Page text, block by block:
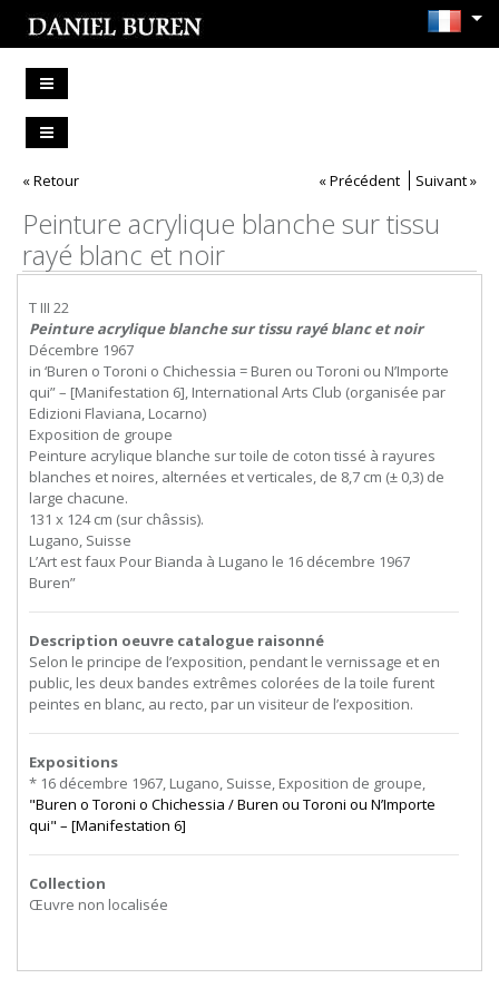
« Retour « Précédent Suivant »
Peinture acrylique blanche sur tissu
rayé blanc et noir
T III 22
Peinture acrylique blanche sur tissu rayé blanc et noir
Décembre 1967
in ‘Buren o Toroni o Chichessia = Buren ou Toroni ou N’Importe
qui” – [Manifestation 6], International Arts Club (organisée par
Edizioni Flaviana, Locarno)
Exposition de groupe
Peinture acrylique blanche sur toile de coton tissé à rayures
blanches et noires, alternées et verticales, de 8,7 cm (± 0,3) de
large chacune.
131 x 124 cm (sur châssis).
Lugano, Suisse
L’Art est faux Pour Bianda à Lugano le 16 décembre 1967
Buren”
Description oeuvre catalogue raisonné
Selon le principe de l’exposition, pendant le vernissage et en
public, les deux bandes extrêmes colorées de la toile furent
peintes en blanc, au recto, par un visiteur de l’exposition.
Expositions
* 16 décembre 1967, Lugano, Suisse, Exposition de groupe,
"Buren o Toroni o Chichessia / Buren ou Toroni ou N’Importe
qui" – [Manifestation 6]
Collection
Œuvre non localisée